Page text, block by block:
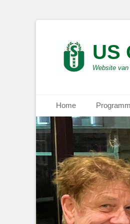
US
Website
Primair menu
naar
de
inhoud
Home